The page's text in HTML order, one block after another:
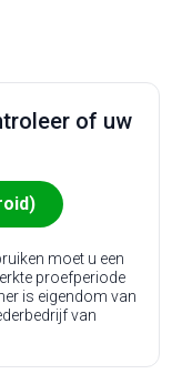
of uw
moet u een
proefperiode
is eigendom van
van